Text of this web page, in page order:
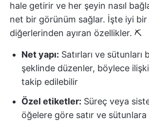
hale getirir ve her şeyin nasıl
net bir görünüm sağlar. İşte iyi bir
diğerlerinden ayıran özellikler. ⛏️
Net yapı: Satırları ve sütunları
şeklinde düzenler, böylece
takip edilebilir
Özel etiketler: Süreç veya
öğelere göre satır ve sütunlara